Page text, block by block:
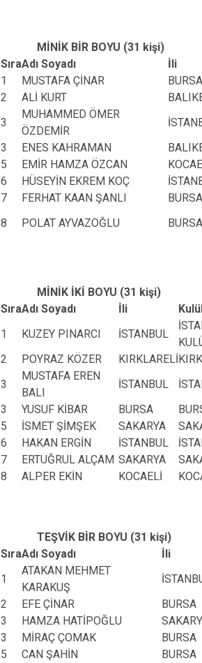
MİNİK BİR BOYU (31 kişi)
SıraAdı Soyadı İli
1
MUSTAFA ÇİNAR BURSA
2
ALİ KURT
3
MUHAMMED ÖMER
ÖZDEMİR
3
ENES KAHRAMAN
5
EMİR HAMZA ÖZCAN
6
HÜSEYİN EKREM KOÇ
7
FERHAT KAAN ŞANLI BURSA
8
POLAT AYVAZOĞLU BURSA
MİNİK İKİ BOYU (31 kişi)
SıraAdı Soyadı İli
1
KUZEY PINARCI İSTANBUL
2
POYRAZ KÖZER KIRKLARELİ
3
MUSTAFA EREN
BALI
İSTANBUL
3
YUSUF KİBAR BURSA
5
İSMET ŞİMŞEK SAKARYA
6
HAKAN ERGİN İSTANBUL
7
ERTUĞRUL ALÇAM SAKARYA
8
ALPER EKİN KOCAELİ
TEŞVİK BİR BOYU (31 kişi)
SıraAdı Soyadı İli
1
ATAKAN MEHMET
KARAKUŞ
2
EFE ÇİNAR BURSA
3
HAMZA HATİPOĞLU
3
MİRAÇ ÇOMAK BURSA
5
CAN ŞAHİN BURSA